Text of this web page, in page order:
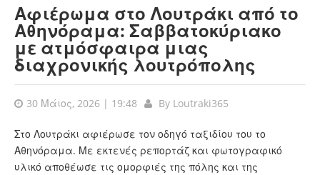
Αφιέρωμα στο Λουτράκι από το
Αθηνόραμα: Σαββατοκύριακο
με ατμόσφαιρα μιας
διαχρονικής λουτρόπολης
30 Μάιος, 2026 | 19:48 By Loutraki365
Στο Λουτράκι αφιέρωσε τον οδηγό ταξιδίου του το
Αθηνόραμα. Με εκτενές ρεπορτάζ και φωτογραφικό
υλικό αποθέωσε τις ομορφιές της πόλης και της